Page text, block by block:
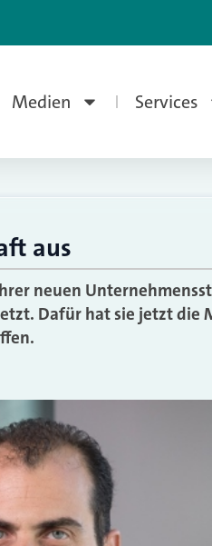
Medien Services
aus
neuen
Dafür hat sie jetzt die